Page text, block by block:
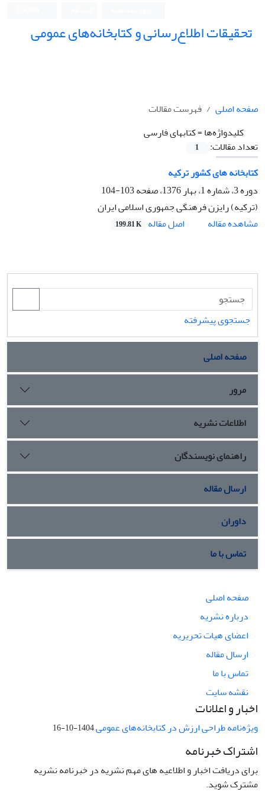
تحقیقات اطلاع‌رسانی و کتابخانه‌های عمومی
صفحه اصلی
فهرست مقالات
کلیدواژه‌ها =کتابهای فارسی
تعداد مقالات:
1
کتابخانه های کشور ترکیه
دوره 3، شماره 1، بهار 1376، صفحه
103-104
(ترکیه) رایزن فرهنگی جمهوری اسلامی ایران
مشاهده مقاله
اصل مقاله 199.81 K
جستجوی پیشرفته
صفحه اصلی
مرور
اطلاعات نشریه
راهنمای نویسندگان
ارسال مقاله
داوران
تماس با ما
صفحه اصلی
درباره نشریه
اعضای هیات تحریریه
ارسال مقاله
تماس با ما
نقشه سایت
اخبار و اعلانات
ویژه‌نامه طراحی ارزش در کتابخانه‌های عمومی1404-10-16
اشتراک خبرنامه
برای دریافت اخبار و اطلاعیه های مهم نشریه در خبرنامه نشریه
مشترک شوید.